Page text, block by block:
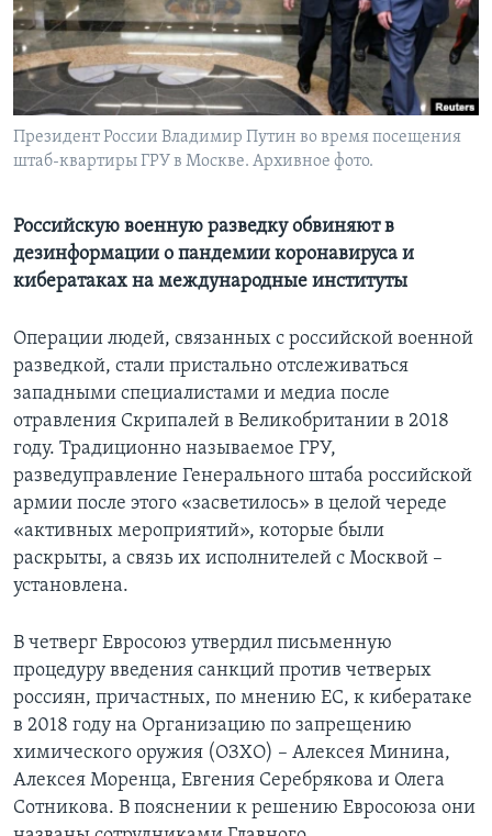
Learning English
СОЦИАЛЬНЫЕ СЕТИ
Президент России Владимир Путин во время посещения
штаб-квартиры ГРУ в Москве. Архивное фото.
Российскую военную разведку обвиняют в
дезинформации о пандемии коронавируса и
кибератаках на международные институты
Операции людей, связанных с российской военной
разведкой, стали пристально отслеживаться
западными специалистами и медиа после
отравления Скрипалей в Великобритании в 2018
году. Традиционно называемое ГРУ,
разведуправление Генерального штаба российской
армии после этого «засветилось» в целой череде
«активных мероприятий», которые были
раскрыты, а связь их исполнителей с Москвой –
установлена.
В четверг Евросоюз утвердил письменную
процедуру введения санкций против четверых
россиян, причастных, по мнению ЕС, к кибератаке
в 2018 году на Организацию по запрещению
химического оружия (ОЗХО) – Алексея Минина,
Алексея Моренца, Евгения Серебрякова и Олега
Сотникова. В пояснении к решению Евросоюза они